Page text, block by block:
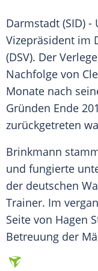
Darmstadt (SID) -
Vizepräsident im
(DSV). Der
Nachfolge von
Monate nach
Gründen Ende
zurückgetreten
Brinkmann
und fungierte
der deutschen
Trainer. Im
Seite von Hagen
Betreuung der